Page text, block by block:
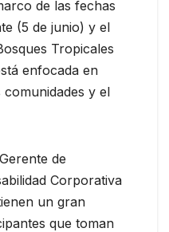
de las fechas
(5 de junio) y el
Tropicales
enfocada en
y el
de
Corporativa
un gran
que toman